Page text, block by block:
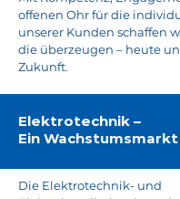
offenen Ohr für die
unserer Kunden schaffen
die überzeugen – heute
Zukunft.
Elektrotechnik –
Ein
Die Elektrotechnik- und